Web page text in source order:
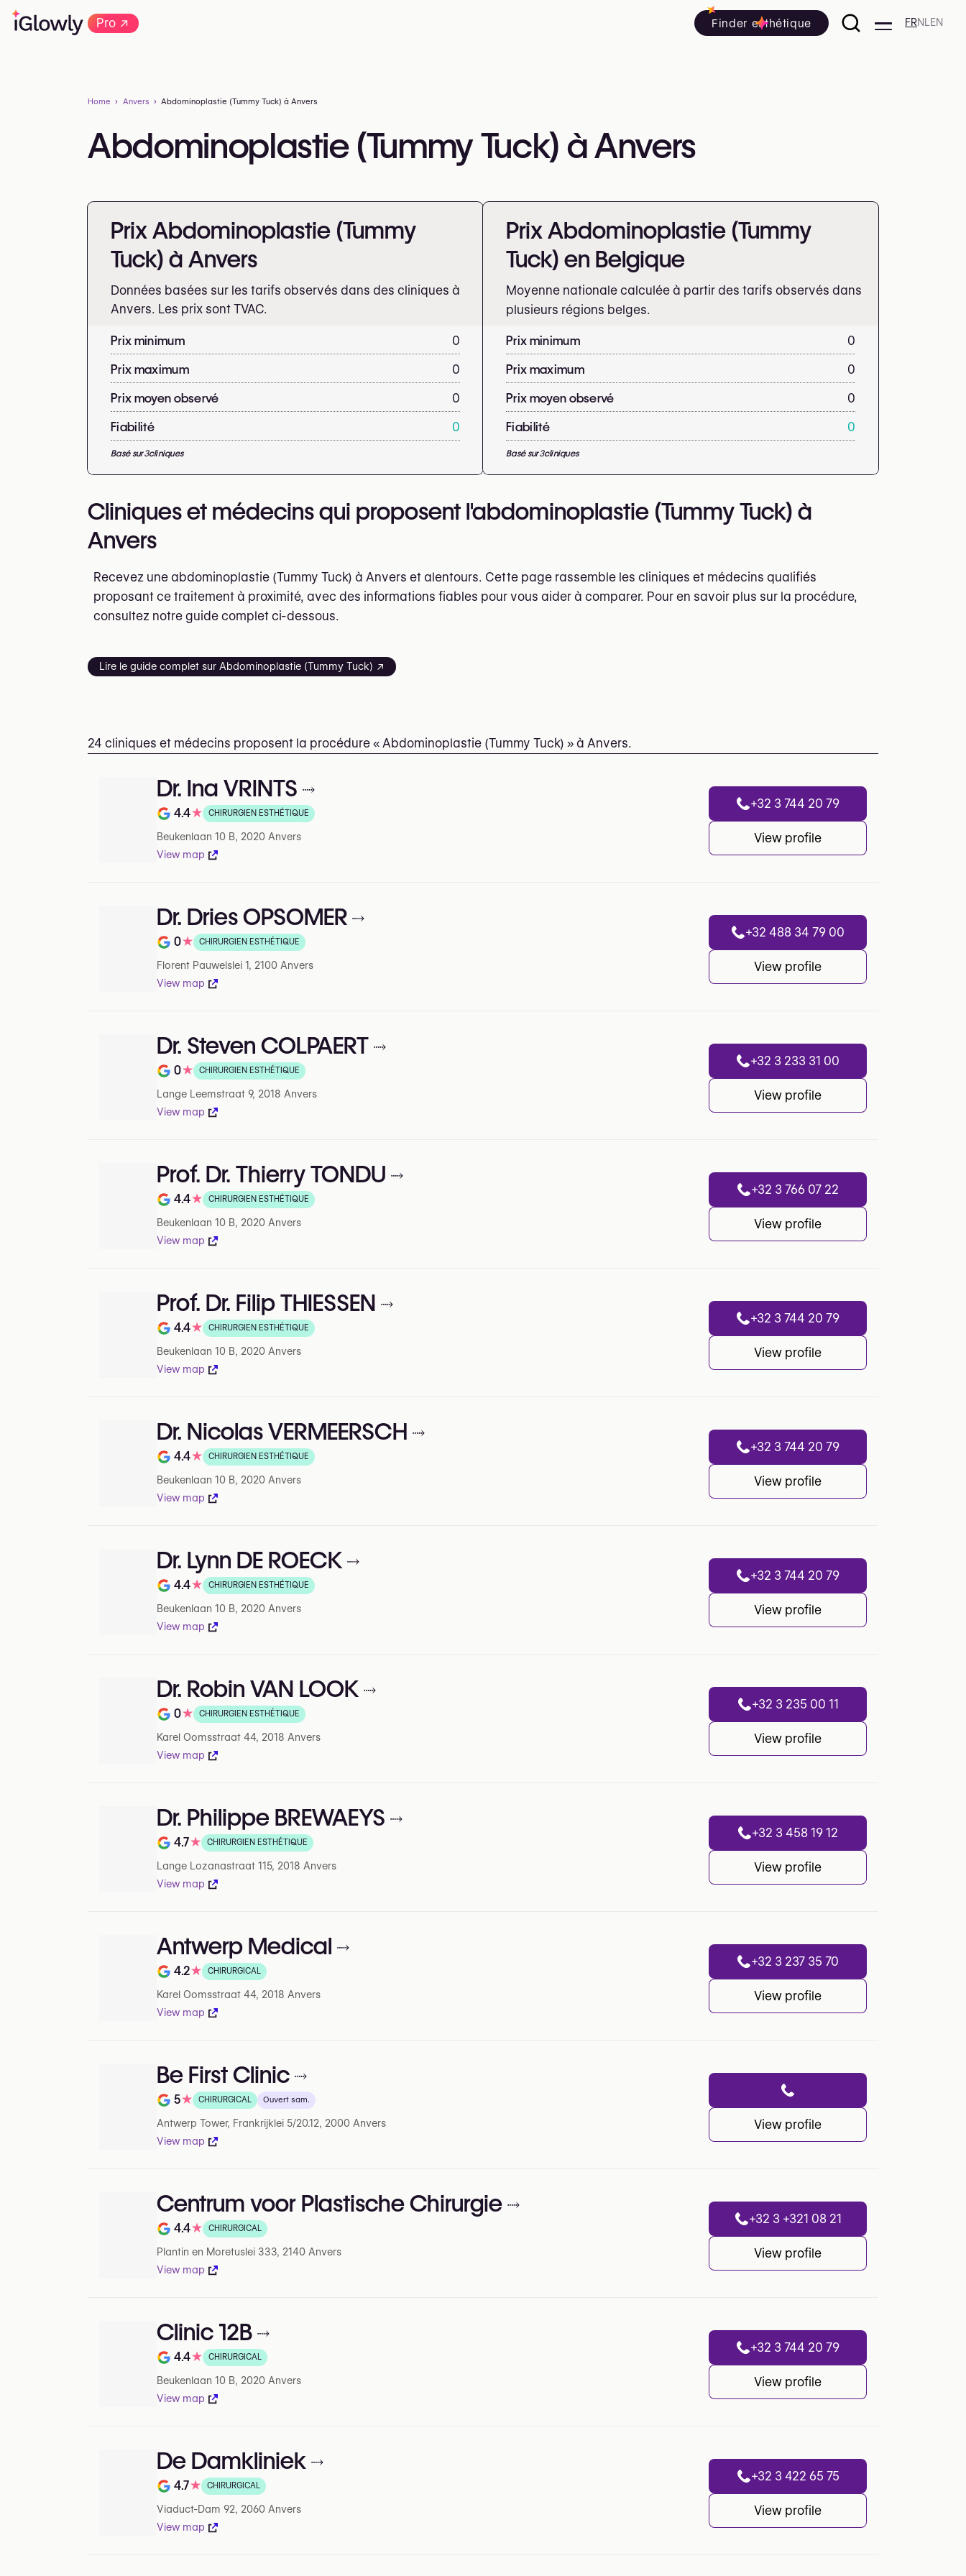
Pro→ Finder esthétique FRNL EN
Home Anvers Abdominoplastie (Tummy Tuck) à Anvers
Abdominoplastie (Tummy Tuck) à Anvers
Prix Abdominoplastie (Tummy
Tuck) à Anvers
Données basées sur les tarifs observés dans des cliniques à
Anvers. Les prix sont TVAC.
Prix minimum
0
Prix maximum
0
Prix moyen observé
0
Fiabilité
0
Basé sur3cliniques
Prix Abdominoplastie (Tummy
Tuck) en Belgique
Moyenne nationale calculée à partir des tarifs observés dans
plusieurs régions belges.
Prix minimum
0
Prix maximum
0
Prix moyen observé
0
Fiabilité
0
Basé sur3cliniques
Cliniques et médecins qui proposent l'abdominoplastie (Tummy Tuck) à
Anvers
Recevez une abdominoplastie (Tummy Tuck) à Anvers et alentours. Cette page rassemble les cliniques et médecins qualifiés
proposant ce traitement à proximité, avec des informations fiables pour vous aider à comparer. Pour en savoir plus sur la procédure,
consultez notre guide complet ci-dessous.
Lire le guide complet sur Abdominoplastie (Tummy Tuck) ↗
24 cliniques et médecins proposent la procédure « Abdominoplastie (Tummy Tuck) » à Anvers.
Dr. Ina VRINTS
Note de 4.4 sur 5 sur Google
4.4★ CHIRURGIEN ESTHÉTIQUE
Beukenlaan 10 B, 2020 Anvers
View map
+32 3 744 20 79
View profile
Dr. Dries OPSOMER
Note de 0 sur 5 sur Google
0★ CHIRURGIEN ESTHÉTIQUE
Florent Pauwelslei 1, 2100 Anvers
View map
+32 488 34 79 00
View profile
Dr. Steven COLPAERT
Note de 0 sur 5 sur Google
0★ CHIRURGIEN ESTHÉTIQUE
Lange Leemstraat 9, 2018 Anvers
View map
+32 3 233 31 00
View profile
Prof. Dr. Thierry TONDU
Note de 4.4 sur 5 sur Google
4.4★ CHIRURGIEN ESTHÉTIQUE
Beukenlaan 10 B, 2020 Anvers
View map
+32 3 766 07 22
View profile
Prof. Dr. Filip THIESSEN
Note de 4.4 sur 5 sur Google
4.4★ CHIRURGIEN ESTHÉTIQUE
Beukenlaan 10 B, 2020 Anvers
View map
+32 3 744 20 79
View profile
Dr. Nicolas VERMEERSCH
Note de 4.4 sur 5 sur Google
4.4★ CHIRURGIEN ESTHÉTIQUE
Beukenlaan 10 B, 2020 Anvers
View map
+32 3 744 20 79
View profile
Dr. Lynn DE ROECK
Note de 4.4 sur 5 sur Google
4.4★ CHIRURGIEN ESTHÉTIQUE
Beukenlaan 10 B, 2020 Anvers
View map
+32 3 744 20 79
View profile
Dr. Robin VAN LOOK
Note de 0 sur 5 sur Google
0★ CHIRURGIEN ESTHÉTIQUE
Karel Oomsstraat 44, 2018 Anvers
View map
+32 3 235 00 11
View profile
Dr. Philippe BREWAEYS
Note de 4.7 sur 5 sur Google
4.7★ CHIRURGIEN ESTHÉTIQUE
Lange Lozanastraat 115, 2018 Anvers
View map
+32 3 458 19 12
View profile
Antwerp Medical
Note de 4.2 sur 5 sur Google
4.2★ CHIRURGICAL
Karel Oomsstraat 44, 2018 Anvers
View map
+32 3 237 35 70
View profile
Be First Clinic
Note de 5 sur 5 sur Google
5★ CHIRURGICAL Ouvert sam.
Antwerp Tower, Frankrijklei 5/20.12, 2000 Anvers
View map
View profile
Centrum voor Plastische Chirurgie
Note de 4.4 sur 5 sur Google
4.4★ CHIRURGICAL
Plantin en Moretuslei 333, 2140 Anvers
View map
+32 3 +321 08 21
View profile
Clinic 12B
Note de 4.4 sur 5 sur Google
4.4★ CHIRURGICAL
Beukenlaan 10 B, 2020 Anvers
View map
+32 3 744 20 79
View profile
De Damkliniek
Note de 4.7 sur 5 sur Google
4.7★ CHIRURGICAL
Viaduct-Dam 92, 2060 Anvers
View map
+32 3 422 65 75
View profile